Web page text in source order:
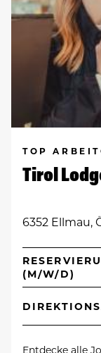
TOP
Tirol
6352 Ellmau,
(M/W/D)
Entdecke alle